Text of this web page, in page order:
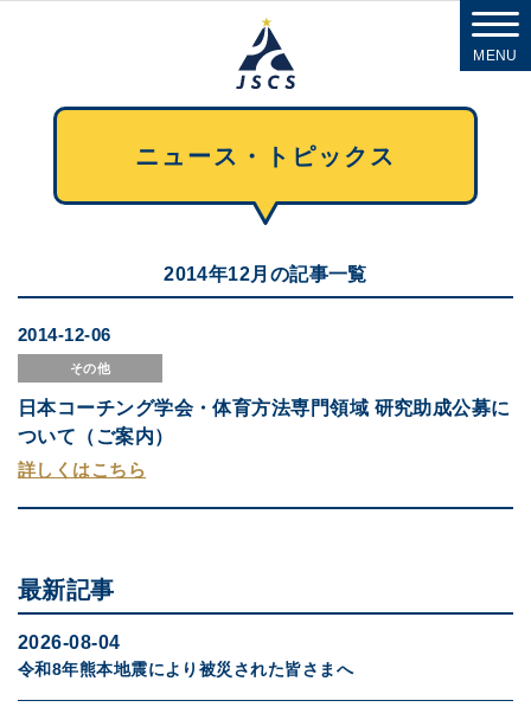
MENU
ニュース・トピックス
2014年12月の記事一覧
2014-12-06
その他
日本コーチング学会・体育方法専門領域 研究助成公募に
ついて（ご案内）
詳しくはこちら
最新記事
2026-08-04
令和8年熊本地震により被災された皆さまへ